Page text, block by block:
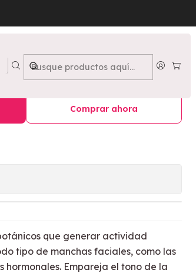
ml - DOLCE BELLA
Comprar ahora
que generar actividad
tipo de manchas faciales, como las
hormonales. Empareja el tono de la